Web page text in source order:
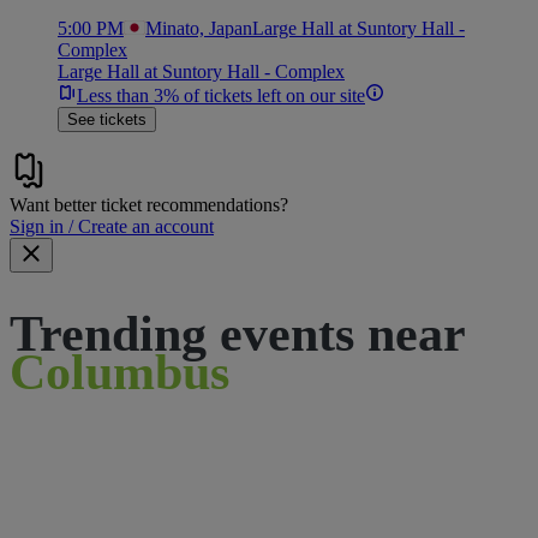
5:00 PM Minato, JapanLarge Hall at Suntory Hall -
Complex
Large Hall at Suntory Hall - Complex
Less than 3% of tickets left on our site
See tickets
Want better ticket recommendations?
Sign in / Create an account
Trending events near
Columbus